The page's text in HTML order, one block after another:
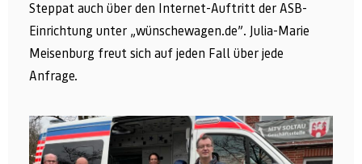
Steppat auch über den Internet-Auftritt der ASB-
Einrichtung unter „wünschewagen.de”. Julia-Marie
Meisenburg freut sich auf jeden Fall über jede
Anfrage.